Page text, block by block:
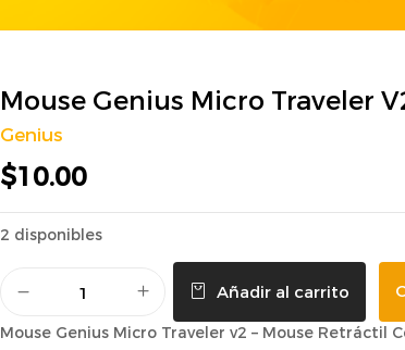
Mouse Genius Micro Traveler
Genius
$10.00
2 disponibles
Añadir al carrito
Mouse Genius Micro Traveler v2 – Mouse Retráctil